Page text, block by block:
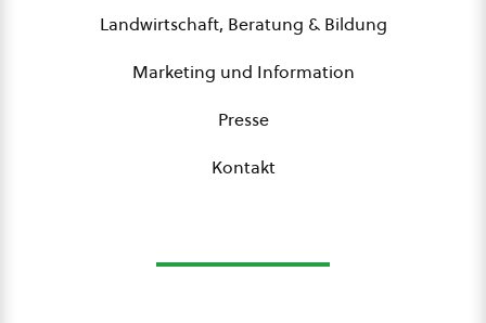
Landwirtschaft, Beratung & Bildung
Marketing und Information
Presse
Kontakt